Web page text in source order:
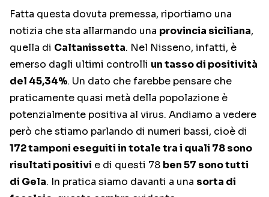
Fatta questa dovuta premessa, riportiamo una
notizia che sta allarmando una provincia siciliana,
quella di Caltanissetta. Nel Nisseno, infatti, è
emerso dagli ultimi controlli un tasso di positività
del 45,34%. Un dato che farebbe pensare che
praticamente quasi metà della popolazione è
potenzialmente positiva al virus. Andiamo a vedere
però che stiamo parlando di numeri bassi, cioè di
172 tamponi eseguiti in totale tra i quali 78 sono
risultati positivi e di questi 78 ben 57 sono tutti
di Gela. In pratica siamo davanti a una sorta di